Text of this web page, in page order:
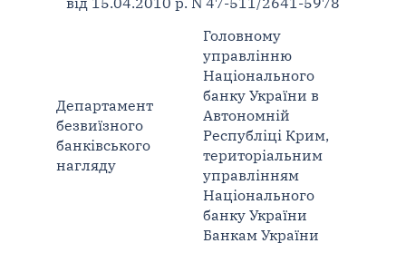
Департамент
безвиїзного
банківського
нагляду
Головному
управлінню
Національного
банку України в
Автономній
Республіці Крим,
територіальним
управлінням
Національного
банку України
Банкам України